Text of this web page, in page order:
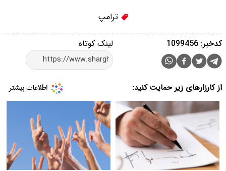
ترامپ
لینک کوتاه کدخبر: 1099456
از کارزارهای زیر حمایت کنید: